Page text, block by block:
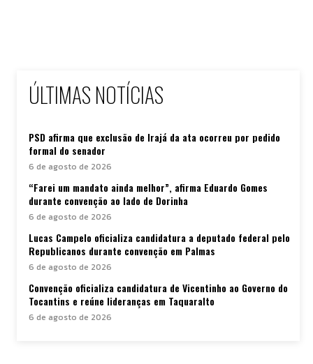
ÚLTIMAS NOTÍCIAS
PSD afirma que exclusão de Irajá da ata ocorreu por pedido
formal do senador
6 de agosto de 2026
“Farei um mandato ainda melhor”, afirma Eduardo Gomes
durante convenção ao lado de Dorinha
6 de agosto de 2026
Lucas Campelo oficializa candidatura a deputado federal pelo
Republicanos durante convenção em Palmas
6 de agosto de 2026
Convenção oficializa candidatura de Vicentinho ao Governo do
Tocantins e reúne lideranças em Taquaralto
6 de agosto de 2026